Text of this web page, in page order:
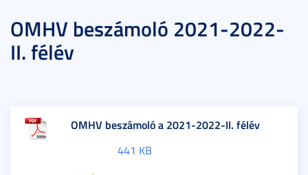
OMHV beszámoló 2021-2022-
II. félév
OMHV beszámoló a 2021-2022-II. félév
441 KB